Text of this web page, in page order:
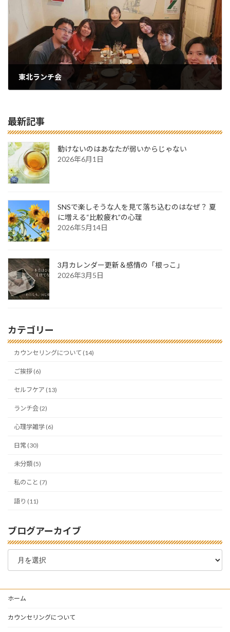
東北ランチ会
最新記事
動けないのはあなたが弱いからじゃない
2026年6月1日
SNSで楽しそうな人を見て落ち込むのはなぜ？ 夏
に増える“比較疲れ”の心理
2026年5月14日
3月カレンダー更新＆感情の「根っこ」
2026年3月5日
カテゴリー
カウンセリングについて (14)
ご挨拶 (6)
セルフケア (13)
ランチ会 (2)
心理学雑学 (6)
日常 (30)
未分類 (5)
私のこと (7)
語り (11)
ブログアーカイブ
ブ
グ
ー
カ
ブ
ホーム
カウンセリングについて